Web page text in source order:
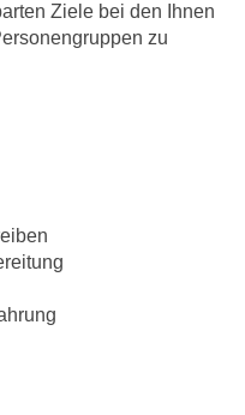
Ziele bei den Ihnen
zu